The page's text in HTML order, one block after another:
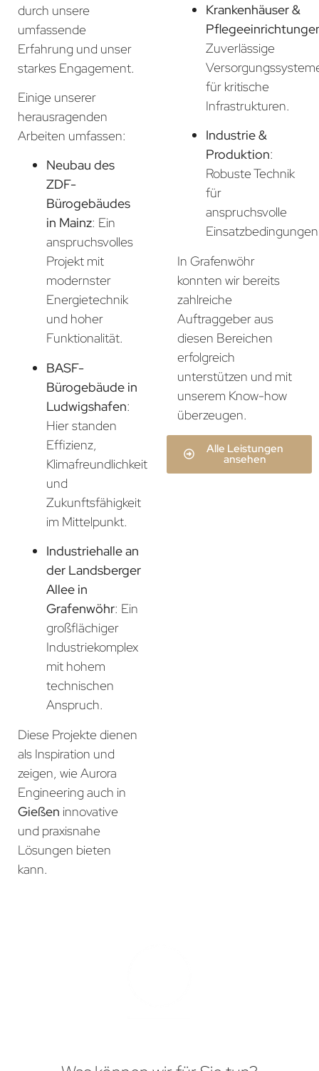
durch unsere
umfassende
Erfahrung und unser
starkes Engagement.
Einige unserer
herausragenden
Arbeiten umfassen:
Neubau des
ZDF-
Bürogebäudes
in Mainz: Ein
anspruchsvolles
Projekt mit
modernster
Energietechnik
und hoher
Funktionalität.
BASF-
Bürogebäude in
Ludwigshafen:
Hier standen
Effizienz,
Klimafreundlichkeit
und
Zukunftsfähigkeit
im Mittelpunkt.
Industriehalle an
der Landsberger
Allee in
Grafenwöhr: Ein
großflächiger
Industriekomplex
mit hohem
technischen
Anspruch.
Diese Projekte dienen
als Inspiration und
zeigen, wie Aurora
Engineering auch in
Gießen innovative
und praxisnahe
Lösungen bieten
kann.
Krankenhäuser &
Zuverlässige
für kritische
Infrastrukturen.
Industrie &
Produktion:
Robuste Technik
für
anspruchsvolle
In Grafenwöhr
konnten wir bereits
zahlreiche
Auftraggeber aus
diesen Bereichen
erfolgreich
unterstützen und mit
unserem Know-how
überzeugen.
Alle Leistungen
ansehen